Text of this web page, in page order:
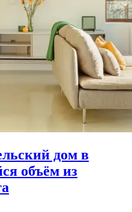
дом в
объём из